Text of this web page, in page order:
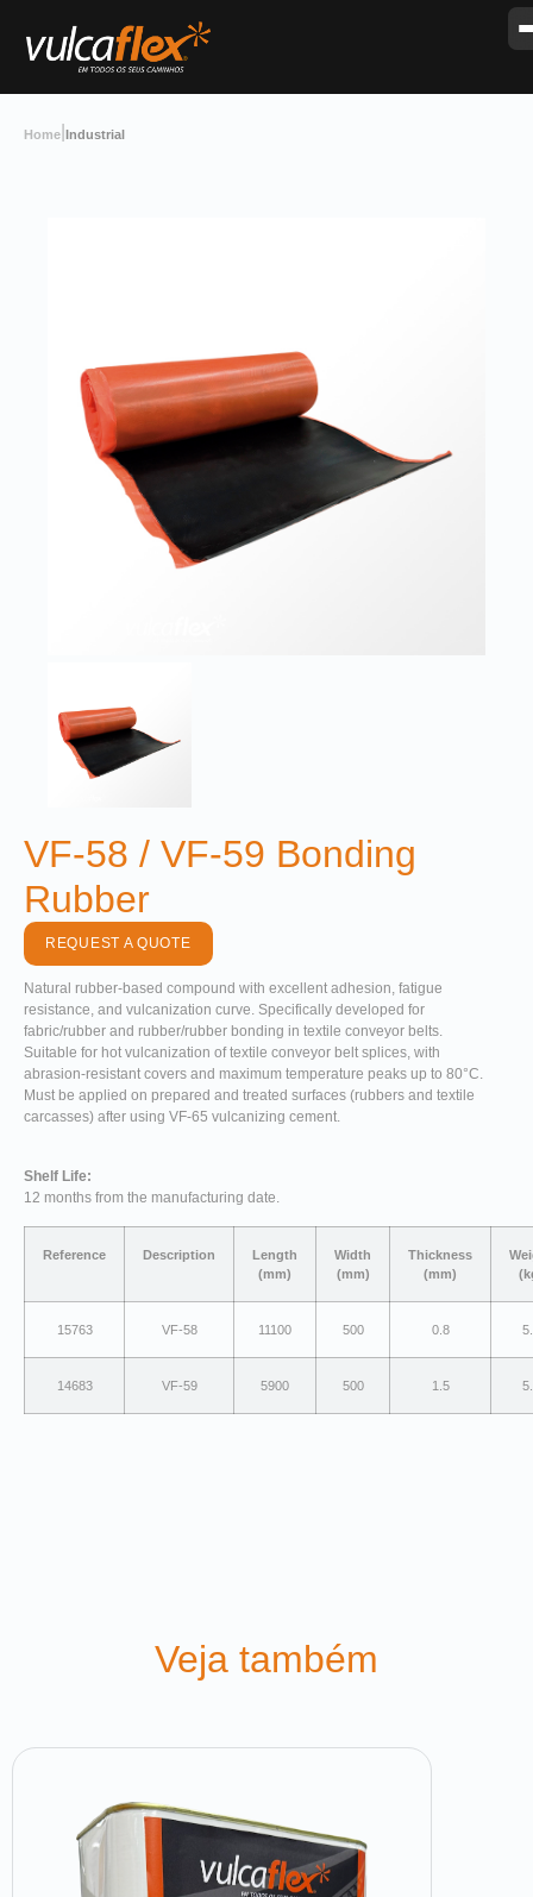
Home Industrial
VF-58 / VF-59 Bonding
Rubber
REQUEST A QUOTE
Natural rubber-based compound with excellent adhesion, fatigue
resistance, and vulcanization curve. Specifically developed for
fabric/rubber and rubber/rubber bonding in textile conveyor belts.
Suitable for hot vulcanization of textile conveyor belt splices, with
abrasion-resistant covers and maximum temperature peaks up to 80°C.
Must be applied on prepared and treated surfaces (rubbers and textile
carcasses) after using VF-65 vulcanizing cement.
Shelf Life:
12 months from the manufacturing date.
Reference Description
Length
(mm)
Width
(mm)
Thickness
(mm)
15763 VF-58 11100 500 0.8
14683 VF-59 5900 500 1.5
Veja também